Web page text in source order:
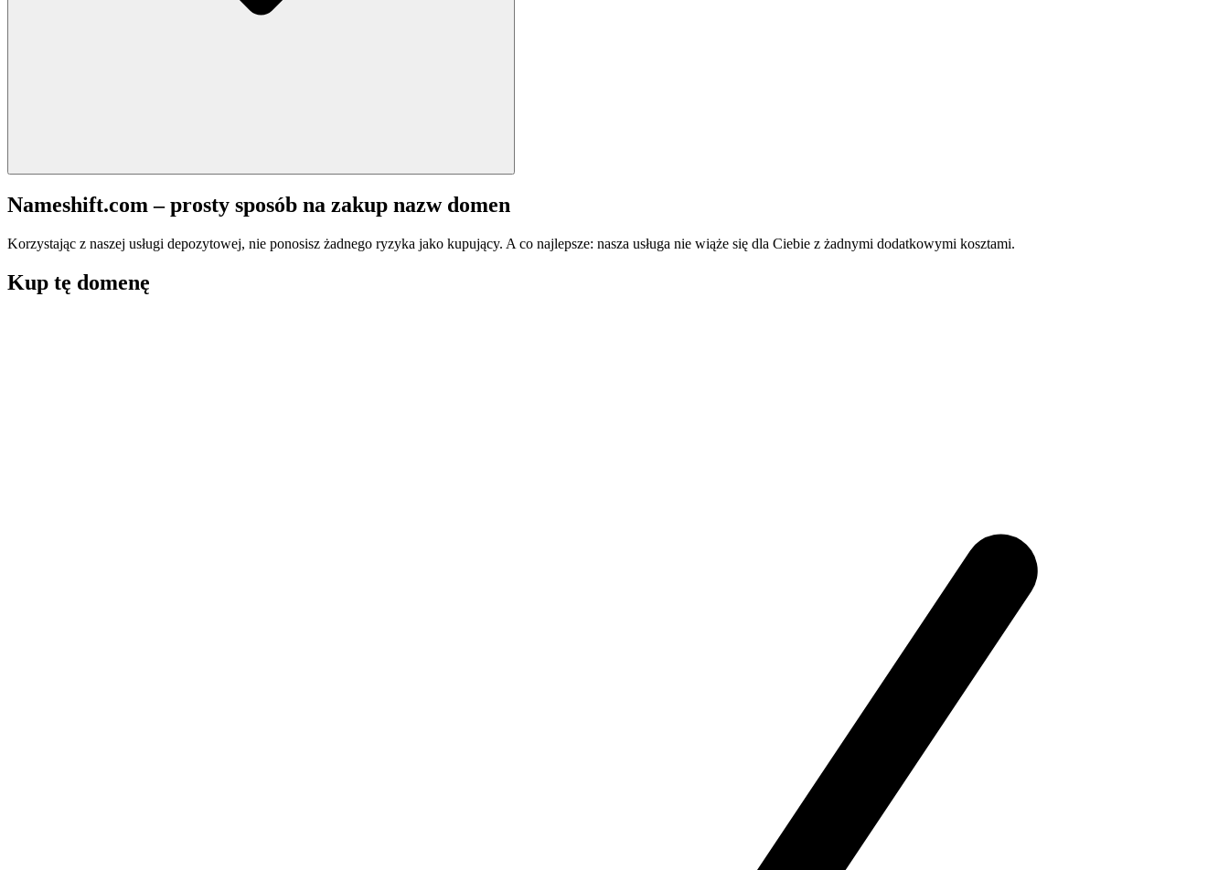
Nameshift.com – prosty sposób na zakup nazw domen
Korzystając z naszej usługi depozytowej, nie ponosisz żadnego ryzyka jako kupujący. A co najlepsze: nasza usługa nie wiąże się dla Ciebie z żadnymi dodatkowymi kosztami.
Kup tę domenę